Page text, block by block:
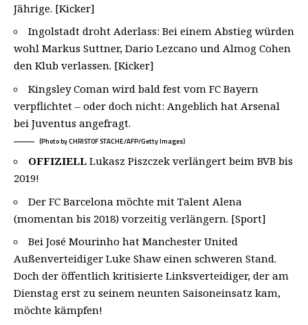
Jährige. [Kicker]
Ingolstadt droht Aderlass: Bei einem Abstieg würden
wohl Markus Suttner, Dario Lezcano und Almog Cohen
den Klub verlassen. [Kicker]
Kingsley Coman wird bald fest vom FC Bayern
verpflichtet – oder doch nicht: Angeblich hat Arsenal
bei Juventus angefragt.
(Photo by CHRISTOF STACHE/AFP/Getty Images)
OFFIZIELL Lukasz Piszczek verlängert beim BVB bis
2019!
Der FC Barcelona möchte mit Talent Alena
(momentan bis 2018) vorzeitig verlängern. [Sport]
Bei José Mourinho hat Manchester United
Außenverteidiger Luke Shaw einen schweren Stand.
Doch der öffentlich kritisierte Linksverteidiger, der am
Dienstag erst zu seinem neunten Saisoneinsatz kam,
möchte kämpfen!